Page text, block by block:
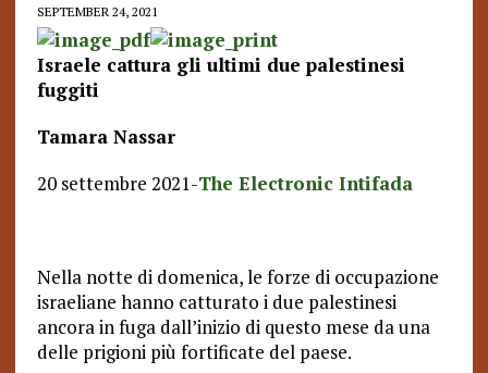
SEPTEMBER 24, 2021
Israele cattura gli ultimi due palestinesi
fuggiti
Tamara Nassar
20 settembre 2021-The Electronic Intifada
Nella notte di domenica, le forze di occupazione
israeliane hanno catturato i due palestinesi
ancora in fuga dall’inizio di questo mese da una
delle prigioni più fortificate del paese.